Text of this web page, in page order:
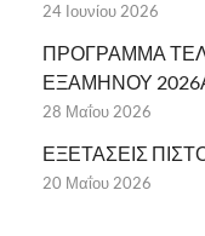
24 Ιουνίου 2026
ΠΡΟΓΡΑΜΜΑ
ΕΞΑΜΗΝΟΥ
28 Μαΐου 2026
ΕΞΕΤΑΣΕΙΣ
20 Μαΐου 2026